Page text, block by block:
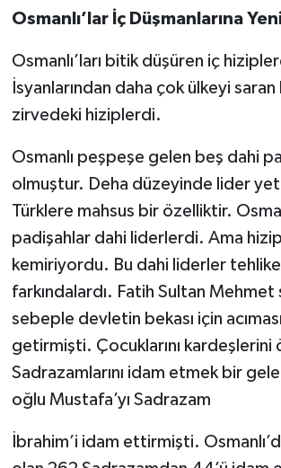
Osmanlı’lar İç Düşmanlarına
Osmanlı’ları bitik düşüren iç
İsyanlarından daha çok ülkeyi saran
zirvedeki hiziplerdi.
Osmanlı peşpeşe gelen beş dahi
olmuştur. Deha düzeyinde lider
Türklere mahsus bir özelliktir.
padişahlar dahi liderlerdi. Ama
kemiriyordu. Bu dahi liderler
farkındalardı. Fatih Sultan Mehmet
sebeple devletin bekası için
getirmişti. Çocuklarını kardeşlerini
Sadrazamlarını idam etmek bir
oğlu Mustafa’yı Sadrazam
İbrahim’i idam ettirmişti.